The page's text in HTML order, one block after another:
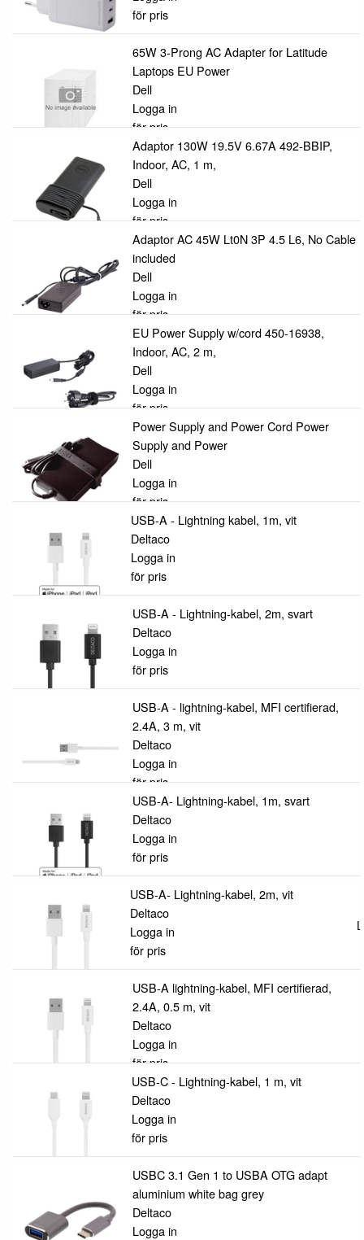
för pris
65W 3-Prong AC Adapter for Latitude
Laptops EU Power
Dell
Logga in
för pris
Adaptor 130W 19.5V 6.67A 492-BBIP,
Indoor, AC, 1 m,
Dell
Logga in
för pris
Adaptor AC 45W Lt0N 3P 4.5 L6, No Cable
included
Dell
Logga in
för pris
EU Power Supply w/cord 450-16938,
Indoor, AC, 2 m,
Dell
Logga in
för pris
Power Supply and Power Cord Power
Supply and Power
Dell
Logga in
för pris
USB-A - Lightning kabel, 1m, vit
Deltaco
Logga in
för pris
USB-A - Lightning-kabel, 2m, svart
Deltaco
Logga in
för pris
USB-A - lightning-kabel, MFI certifierad,
2.4A, 3 m, vit
Deltaco
Logga in
för pris
USB-A- Lightning-kabel, 1m, svart
Deltaco
Logga in
för pris
USB-A- Lightning-kabel, 2m, vit
Deltaco
Logga in
för pris
USB-A lightning-kabel, MFI certifierad,
2.4A, 0.5 m, vit
Deltaco
Logga in
för pris
USB-C - Lightning-kabel, 1 m, vit
Deltaco
Logga in
för pris
USBC 3.1 Gen 1 to USBA OTG adapt
aluminium white bag grey
Deltaco
Logga in